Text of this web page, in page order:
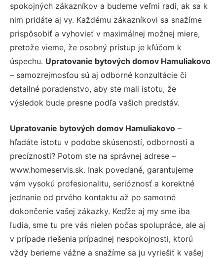
spokojných zákazníkov a budeme veľmi radi, ak sa k
nim pridáte aj vy. Každému zákazníkovi sa snažíme
prispôsobiť a vyhovieť v maximálnej možnej miere,
pretože vieme, že osobný prístup je kľúčom k
úspechu. Upratovanie bytových domov Hamuliakovo
– samozrejmosťou sú aj odborné konzultácie či
detailné poradenstvo, aby ste mali istotu, že
výsledok bude presne podľa vašich predstáv.
Upratovanie bytových domov Hamuliakovo –
hľadáte istotu v podobe skúseností, odbornosti a
precíznosti? Potom ste na správnej adrese –
www.homeservis.sk. Inak povedané, garantujeme
vám vysokú profesionalitu, serióznosť a korektné
jednanie od prvého kontaktu až po samotné
dokončenie vašej zákazky. Keďže aj my sme iba
ľudia, sme tu pre vás nielen počas spolupráce, ale aj
v prípade riešenia prípadnej nespokojnosti, ktorú
vždy berieme vážne a snažíme sa ju vyriešiť k vašej